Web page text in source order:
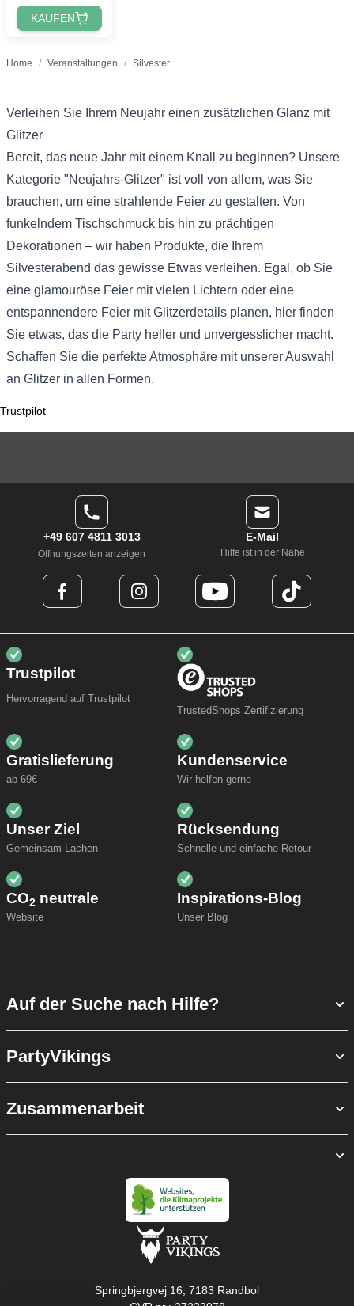
Home / Veranstaltungen / Silvester
KAUFEN
Verleihen Sie Ihrem Neujahr einen zusätzlichen Glanz mit
Glitzer
Bereit, das neue Jahr mit einem Knall zu beginnen? Unsere
Kategorie "Neujahrs-Glitzer" ist voll von allem, was Sie
brauchen, um eine strahlende Feier zu gestalten. Von
funkelndem Tischschmuck bis hin zu prächtigen
Dekorationen – wir haben Produkte, die Ihrem
Silvesterabend das gewisse Etwas verleihen. Egal, ob Sie
eine glamouröse Feier mit vielen Lichtern oder eine
entspannendere Feier mit Glitzerdetails planen, hier finden
Sie etwas, das die Party heller und unvergesslicher macht.
Schaffen Sie die perfekte Atmosphäre mit unserer Auswahl
an Glitzer in allen Formen.
Trustpilot
+49 607 4811 3013
Öffnungszeiten anzeigen
E-Mail
Hilfe ist in der Nähe
Trustpilot
Hervorragend auf Trustpilot
TrustedShops Zertifizierung
Gratislieferung
ab 69€
Kundenservice
Wir helfen gerne
Unser Ziel
Gemeinsam Lachen
Rücksendung
Schnelle und einfache Retour
CO2 neutrale
Website
Inspirations-Blog
Unser Blog
Auf der Suche nach Hilfe?
PartyVikings
Zusammenarbeit
Springbjergvej 16, 7183 Randbol